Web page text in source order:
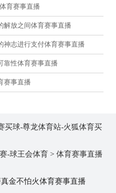
育赛事直播
解放之间体育赛事直播
神志进行支付体育赛事直播
靠性体育赛事直播
赛事直播
买球-尊龙体育站-火狐体育买
-球王会体育 > 体育赛事直播
金不怕火体育赛事直播